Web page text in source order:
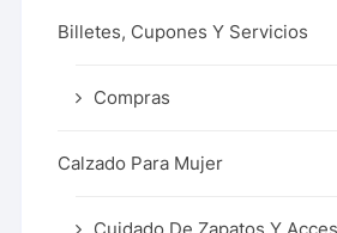
Billetes, Cupones Y Servicios
Compras
Calzado Para Mujer